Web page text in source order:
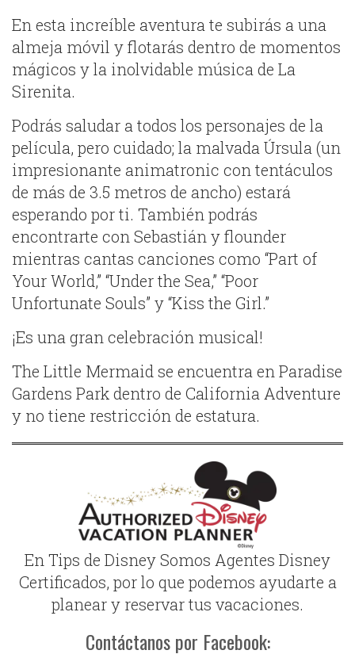
En esta increíble aventura te subirás a una
almeja móvil y flotarás dentro de momentos
mágicos y la inolvidable música de La
Sirenita.
Podrás saludar a todos los personajes de la
película, pero cuidado; la malvada Úrsula (un
impresionante animatronic con tentáculos
de más de 3.5 metros de ancho) estará
esperando por ti. También podrás
encontrarte con Sebastián y flounder
mientras cantas canciones como “Part of
Your World,” “Under the Sea,” “Poor
Unfortunate Souls” y “Kiss the Girl.”
¡Es una gran celebración musical!
The Little Mermaid se encuentra en Paradise
Gardens Park dentro de California Adventure
y no tiene restricción de estatura.
En Tips de Disney Somos Agentes Disney
Certificados, por lo que podemos ayudarte a
planear y reservar tus vacaciones.
Contáctanos por Facebook: